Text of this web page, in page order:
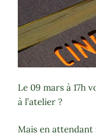
Le 09 mars à 17h
à l’atelier ?
Mais en